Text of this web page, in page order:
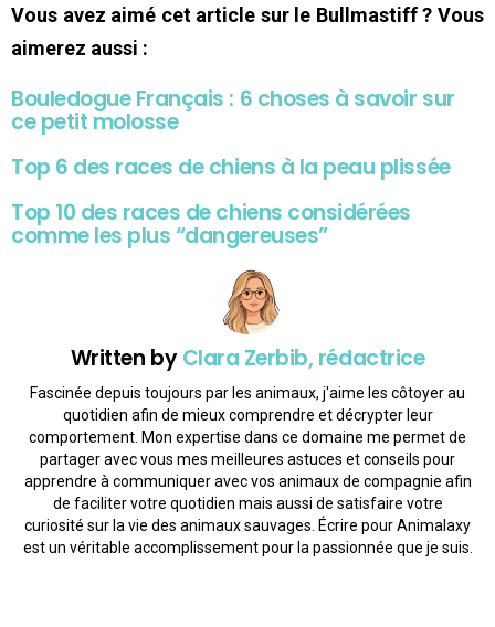
Vous avez aimé cet article sur le Bullmastiff ? Vous
aimerez aussi :
Bouledogue Français : 6 choses à savoir sur
ce petit molosse
Top 6 des races de chiens à la peau plissée
Top 10 des races de chiens considérées
comme les plus “dangereuses”
Written byClara Zerbib, rédactrice
Fascinée depuis toujours par les animaux, j'aime les côtoyer au
quotidien afin de mieux comprendre et décrypter leur
comportement. Mon expertise dans ce domaine me permet de
partager avec vous mes meilleures astuces et conseils pour
apprendre à communiquer avec vos animaux de compagnie afin
de faciliter votre quotidien mais aussi de satisfaire votre
curiosité sur la vie des animaux sauvages. Écrire pour Animalaxy
est un véritable accomplissement pour la passionnée que je suis.